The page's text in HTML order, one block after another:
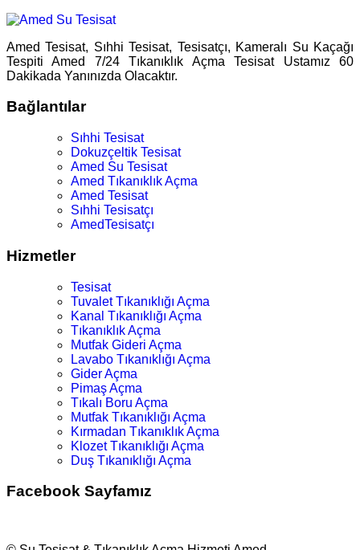
Amed Tesisat, Sıhhi Tesisat, Tesisatçı, Kameralı Su Kaçağı
Tespiti Amed 7/24 Tıkanıklık Açma Tesisat Ustamız 60
Dakikada Yanınızda Olacaktır.
Bağlantılar
Sıhhi Tesisat
Dokuzçeltik Tesisat
Amed Su Tesisat
Amed Tıkanıklık Açma
Amed Tesisat
Sıhhi Tesisatçı
AmedTesisatçı
Hizmetler
Tesisat
Tuvalet Tıkanıklığı Açma
Kanal Tıkanıklığı Açma
Tıkanıklık Açma
Mutfak Gideri Açma
Lavabo Tıkanıklığı Açma
Gider Açma
Pimaş Açma
Tıkalı Boru Açma
Mutfak Tıkanıklığı Açma
Kırmadan Tıkanıklık Açma
Klozet Tıkanıklığı Açma
Duş Tıkanıklığı Açma
Facebook Sayfamız